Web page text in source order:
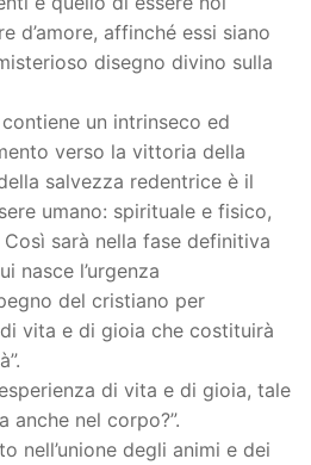
d’amore, affinché essi siano
disegno divino sulla
un intrinseco ed
verso la vittoria della
salvezza redentrice è il
umano: spirituale e fisico,
Così sarà nella fase definitiva
nasce l’urgenza
del cristiano per
vita e di gioia che costituirà
di vita e di gioia, tale
nel corpo?”.
nell’unione degli animi e dei